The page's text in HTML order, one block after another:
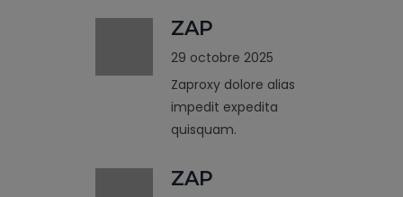
ZAP
29 octobre 2025
Zaproxy dolore alias
impedit expedita
quisquam.
ZAP